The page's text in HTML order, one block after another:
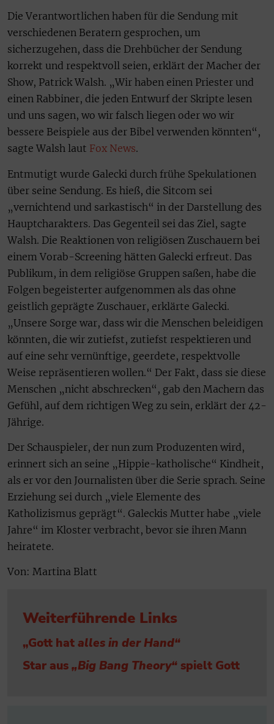
Die Verantwortlichen haben für die Sendung mit
verschiedenen Beratern gesprochen, um
sicherzugehen, dass die Drehbücher der Sendung
korrekt und respektvoll seien, erklärt der Macher der
Show, Patrick Walsh. „Wir haben einen Priester und
einen Rabbiner, die jeden Entwurf der Skripte lesen
und uns sagen, wo wir falsch liegen oder wo wir
bessere Beispiele aus der Bibel verwenden könnten“,
sagte Walsh laut Fox News.
Entmutigt wurde Galecki durch frühe Spekulationen
über seine Sendung. Es hieß, die Sitcom sei
„vernichtend und sarkastisch“ in der Darstellung des
Hauptcharakters. Das Gegenteil sei das Ziel, sagte
Walsh. Die Reaktionen von religiösen Zuschauern bei
einem Vorab-Screening hätten Galecki erfreut. Das
Publikum, in dem religiöse Gruppen saßen, habe die
Folgen begeisterter aufgenommen als das ohne
geistlich geprägte Zuschauer, erklärte Galecki.
„Unsere Sorge war, dass wir die Menschen beleidigen
könnten, die wir zutiefst, zutiefst respektieren und
auf eine sehr vernünftige, geerdete, respektvolle
Weise repräsentieren wollen.“ Der Fakt, dass sie diese
Menschen „nicht abschrecken“, gab den Machern das
Gefühl, auf dem richtigen Weg zu sein, erklärt der 42-
Jährige.
Der Schauspieler, der nun zum Produzenten wird,
erinnert sich an seine „Hippie-katholische“ Kindheit,
als er vor den Journalisten über die Serie sprach. Seine
Erziehung sei durch „viele Elemente des
Katholizismus geprägt“. Galeckis Mutter habe „viele
Jahre“ im Kloster verbracht, bevor sie ihren Mann
heiratete.
Von: Martina Blatt
Weiterführende Links
„Gott hatalles in der Hand“
Star aus„Big Bang Theory“ spielt Gott